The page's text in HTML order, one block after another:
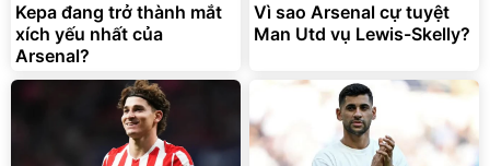
Đã bán nhiều Đang xem nhiều
G-FORCE VIETNA
Kepa đang trở thành mắt
xích yếu nhất của
Arsenal?
Vì sao Arsenal cự tuyệt
Man Utd vụ Lewis-Skelly?